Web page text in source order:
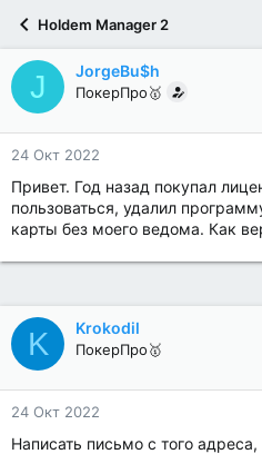
Holdem Manager 2
J JorgeBu$h
ПокерПро🥇
24 Окт 2022
Привет. Год назад покупал
пользоваться, удалил
карты без моего ведома. Как
K Krokodil
ПокерПро🥇
24 Окт 2022
Написать письмо с того